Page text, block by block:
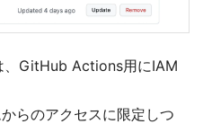
、GitHub Actions用にIAM
らのアクセスに限定しつ